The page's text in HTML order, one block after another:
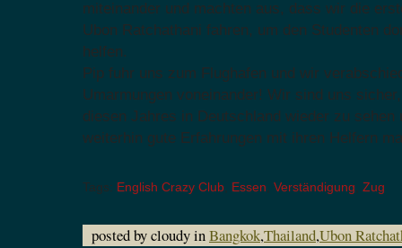
miteinander und machten aus, dass wir die
Ubon Ratchathani fahren, um den Studenten
helfen.
Pip fuhr uns zum Flughafen und wir
Umarmungen voneinander! Wir sind uns
diesen Jahres in Deutschland wieder zu
weiterhin gute Erfahrungen mit ihren Helfern
Tags: English Crazy Club Essen Verständigung Zug
posted by cloudy inBangkok,Thailand,Ubon